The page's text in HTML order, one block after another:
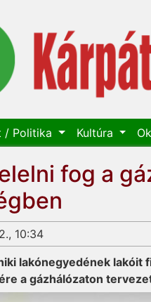
/ Politika Kultúra
fog a
10:34
lakónegyedének
a gázhálózaton